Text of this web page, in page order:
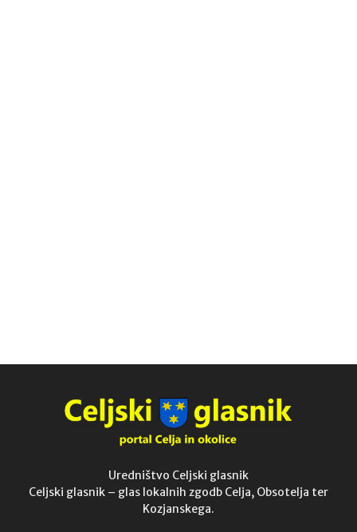
Uredništvo Celjski glasnik
Celjski glasnik – glas lokalnih zgodb Celja, Obsotelja ter
Kozjanskega.